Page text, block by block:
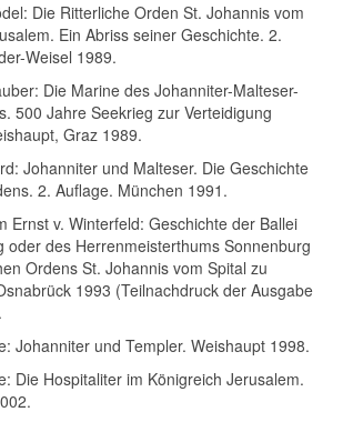
Die Ritterliche Orden St. Johannis vom
Ein Abriss seiner Geschichte. 2.
Weisel 1989.
Die Marine des Johanniter-Malteser-
500 Jahre Seekrieg zur Verteidigung
Graz 1989.
Johanniter und Malteser. Die Geschichte
2. Auflage. München 1991.
Ernst v. Winterfeld: Geschichte der Ballei
oder des Herrenmeisterthums Sonnenburg
Ordens St. Johannis vom Spital zu
1993 (Teilnachdruck der Ausgabe
Johanniter und Templer. Weishaupt 1998.
Die Hospitaliter im Königreich Jerusalem.